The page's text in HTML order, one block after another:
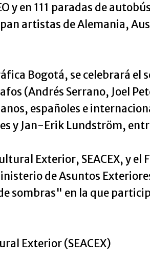
y en 111 paradas de
artistas de Alemania,
Bogotá, se celebrará
(Andrés Serrano, Joel
españoles e
y Jan-Erik Lundström,
Exterior, SEACEX, y
de Asuntos
sombras" en la que
Exterior (SEACEX)